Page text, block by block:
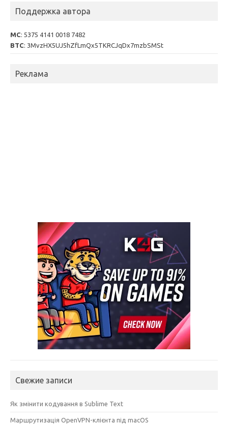
Поддержка автора
MC: 5375 4141 0018 7482
BTC: 3MvzHX5UJ5hZfLmQx5TKRCJqDx7mzbSMSt
Реклама
Свежие записи
Як змінити кодування в Sublime Text
Маршрутизація OpenVPN-клієнта під macOS